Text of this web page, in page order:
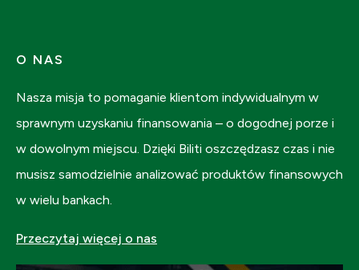
O NAS
Nasza misja to pomaganie klientom indywidualnym w
sprawnym uzyskaniu finansowania – o dogodnej porze i
w dowolnym miejscu. Dzięki Biliti oszczędzasz czas i nie
musisz samodzielnie analizować produktów finansowych
w wielu bankach.
Przeczytaj więcej o nas